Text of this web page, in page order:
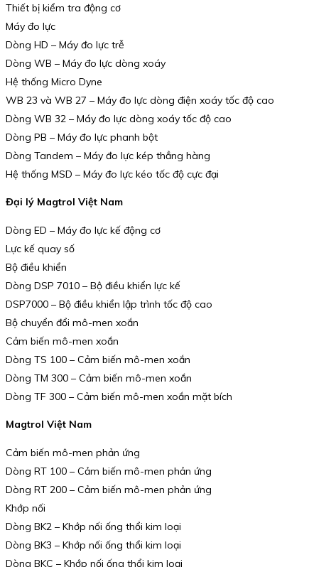
Thiết bị kiểm tra động cơ
Máy đo lực
Dòng HD – Máy đo lực trễ
Dòng WB – Máy đo lực dòng xoáy
Hệ thống Micro Dyne
WB 23 và WB 27 – Máy đo lực dòng điện xoáy tốc độ cao
Dòng WB 32 – Máy đo lực dòng xoáy tốc độ cao
Dòng PB – Máy đo lực phanh bột
Dòng Tandem – Máy đo lực kép thẳng hàng
Hệ thống MSD – Máy đo lực kéo tốc độ cực đại
Đại lý Magtrol Việt Nam
Dòng ED – Máy đo lực kế động cơ
Lực kế quay số
Bộ điều khiển
Dòng DSP 7010 – Bộ điều khiển lực kế
DSP7000 – Bộ điều khiển lập trình tốc độ cao
Bộ chuyển đổi mô-men xoắn
Cảm biến mô-men xoắn
Dòng TS 100 – Cảm biến mô-men xoắn
Dòng TM 300 – Cảm biến mô-men xoắn
Dòng TF 300 – Cảm biến mô-men xoắn mặt bích
Magtrol Việt Nam
Cảm biến mô-men phản ứng
Dòng RT 100 – Cảm biến mô-men phản ứng
Dòng RT 200 – Cảm biến mô-men phản ứng
Khớp nối
Dòng BK2 – Khớp nối ống thổi kim loại
Dòng BK3 – Khớp nối ống thổi kim loại
Dòng BKC – Khớp nối ống thổi kim loại